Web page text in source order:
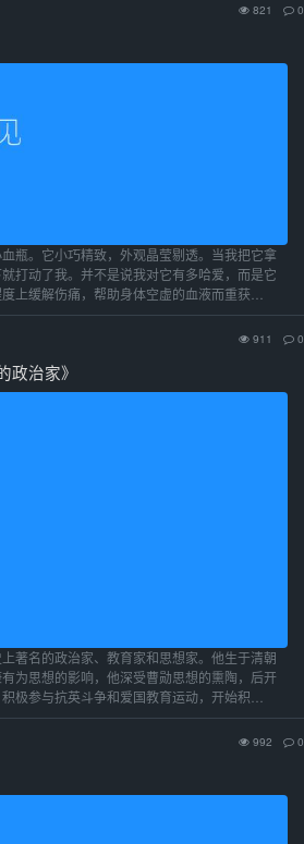
821 0
瓶。它小巧精致，外观晶莹剔透。当我把它拿
打动了我。并不是说我对它有多哈爱，而是它
上缓解伤痛，帮助身体空虚的血液而重获…
911 0
政治家》
著名的政治家、教育家和思想家。他生于清朝
为思想的影响，他深受曹勋思想的熏陶，后开
极参与抗英斗争和爱国教育运动，开始积…
992 0